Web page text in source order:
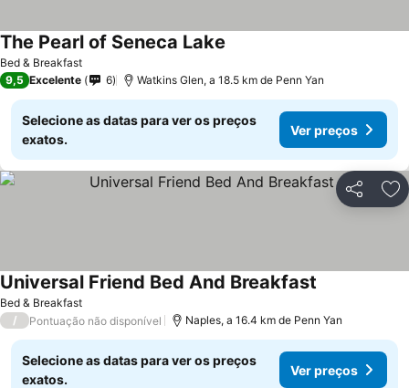
Bed & Breakfast
The Pearl of Seneca Lake
9,5 Excelente 6 Watkins Glen, a 18.5 km de Penn Yan
Selecione as datas para ver os preços
exatos.
Ver preços
Partilhar
Bed & Breakfast
Universal Friend Bed And Breakfast
/ Pontuação não disponível Naples, a 16.4 km de Penn Yan
Selecione as datas para ver os preços
exatos.
Ver preços